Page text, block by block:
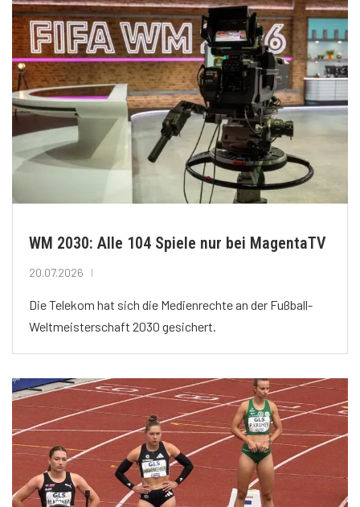
WM 2030: Alle 104 Spiele nur bei MagentaTV
20.07.2026
Die Telekom hat sich die Medienrechte an der Fußball-
Weltmeisterschaft 2030 gesichert.